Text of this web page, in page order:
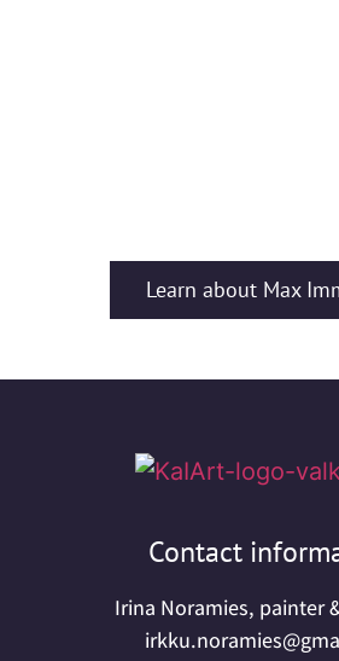
Learn about Max
Contact
Irina Noramies, painter